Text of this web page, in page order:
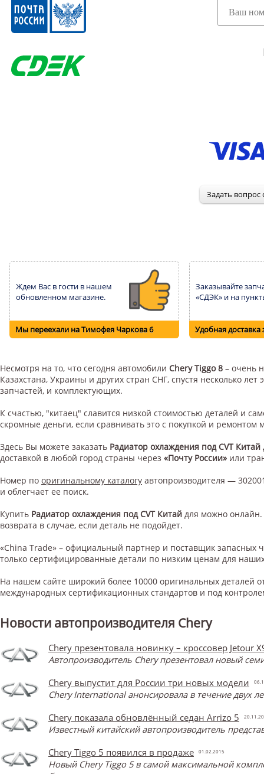
Ждем Вас в гости в нашем
обновленном магазине.
Мы переехали на Тимофея Чаркова 6
Заказывайте
«СДЭК» и на
Удобная доставка
Несмотря на то, что сегодня автомобили Chery Tiggo 8 – очень
Казахстана, Украины и других стран СНГ, спустя несколько
запчастей, и комплектующих.
К счастью, "китаец" славится низкой стоимостью деталей и
скромные деньги, если сравнивать это с покупкой и
Здесь Вы можете заказать Радиатор охлаждения под CVT Китай
доставкой в любой город страны через «Почту России» или
Номер по оригинальному каталогу автопроизводителя —
и облегчает ее поиск.
Купить Радиатор охлаждения под CVT Китай для можно онлайн.
возврата в случае, если деталь не подойдет.
«China Trade» – официальный партнер и поставщик запасных
только сертифицированные детали по низким ценам для
На нашем сайте широкий более 10000 оригинальных деталей
международных сертификационных стандартов и под
Новости автопроизводителя Chery
Chery презентовала новинку – кроссовер Jetour
Автопроизводитель Chery презентовал новый
Chery выпустит для России три новых модели
Chery International анонсировала в течение двух
Chery показала обновлённый седан Arrizo 5
Известный китайский автопроизводитель
Chery Tiggo 5 появился в продаже
01.02.2015
Новый Chery Tiggo 5 в самой максимальной